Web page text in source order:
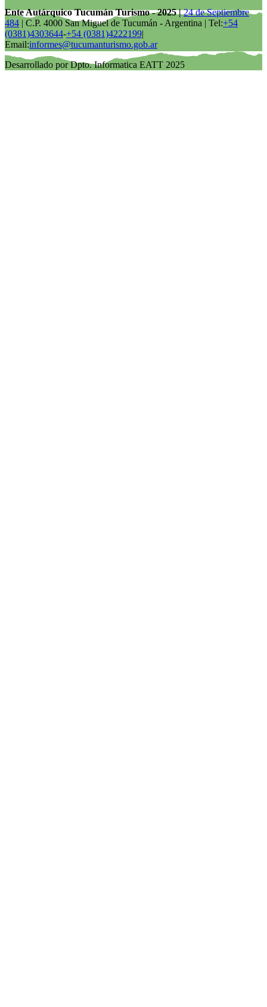
Ente Autárquico Tucumán Turismo - 2025 |24 de Septiembre
484 | C.P. 4000 San Miguel de Tucumán - Argentina | Tel:+54
(0381)4303644-+54 (0381)4222199|
Email:informes@tucumanturismo.gob.ar
Desarrollado por Dpto. Informatica EATT 2025